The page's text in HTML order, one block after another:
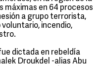
máximas en 64 procesos
a grupo terrorista,
incendio,
dictada en rebeldía
Droukdel -alias Abu